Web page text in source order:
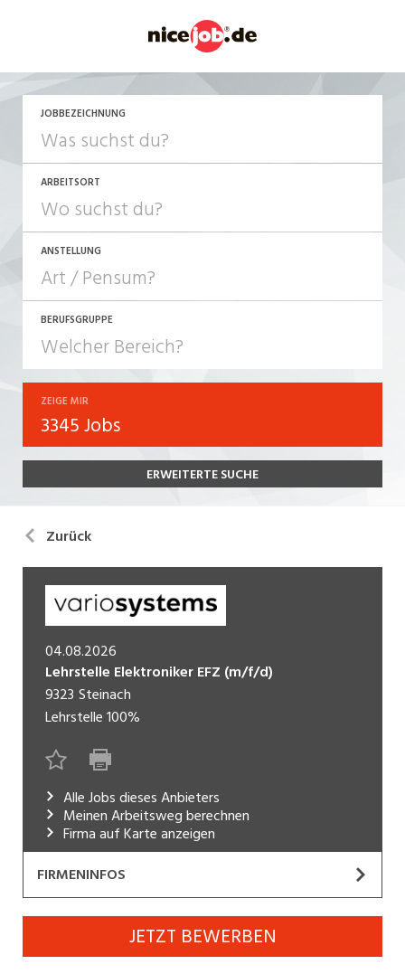
JOBBEZEICHNUNG
ARBEITSORT
ANSTELLUNG
JOB-TYP
Festanstellung
Temporär (befristet)
Praktikum
Lehrstelle
Ferienjob
POSITION
Führungsposition
Management / Kader
BERUFSGRUPPE
Bank, Versicherung
Bau, Handwerk, Elektro
Bildung, Kunst, Design, Soziale Berufe, Sport
Einkauf, Logistik, Transport, Verkehr
Engineering, Technik, Architektur
Finanzen, Controlling, Treuhand, Recht
Gartenbau, Landwirtschaft, Forstwirtschaft
Lebensmittel
Immobilien, Facility Management, Reinigung
Industrie, Maschinenbau, Anlagenbau,
Produktion
Informatik, Telekommunikation
Kaufm. Berufe, Kundendienst, Verwaltung
Körperpflege, Wellness
ZEIGE MIR
3345 Jobs
ERWEITERTE SUCHE
Zurück
04.08.2026
Lehrstelle Elektroniker EFZ (m/f/d)
9323 Steinach
Lehrstelle100%
Alle Jobs dieses Anbieters
Meinen Arbeitsweg berechnen
Firma auf Karte anzeigen
FIRMENINFOS
Variosystems AG
Website JETZT BEWERBEN